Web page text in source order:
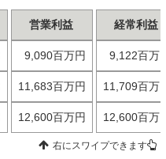
営業利益
9,090百万円
11,683百万円
12,600百万円
経常利益
9,122百万
11,709百万
12,600百万
右にスワイプできます